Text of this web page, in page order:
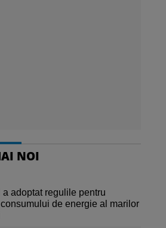
NOI
a adoptat regulile pentru
consumului de energie al marilor